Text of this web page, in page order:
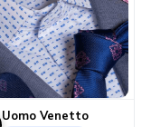
Uomo Venetto